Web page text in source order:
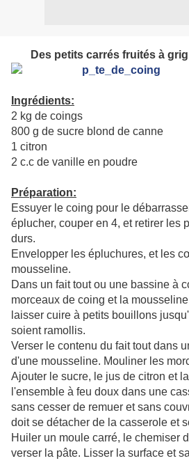
Des petits carrés fruités à
Ingrédients:
2 kg de coings
800 g de sucre blond de canne
1 citron
2 c.c de vanille en poudre
Préparation:
Essuyer le coing pour le
éplucher, couper en 4, et retirer les
durs.
Envelopper les épluchures, et les
mousseline.
Dans un fait tout ou une bassine à
morceaux de coing et la
laisser cuire à petits bouillons
soient ramollis.
Verser le contenu du fait tout dans
d'une mousseline. Mouliner les
Ajouter le sucre, le jus de citron et
l'ensemble à feu doux dans une
sans cesser de remuer et sans
doit se détacher de la casserole et
Huiler un moule carré, le chemiser
verser la pâte. Lisser la surface et